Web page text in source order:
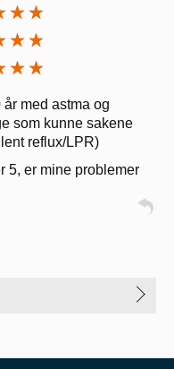
med astma og
som kunne sakene
reflux/LPR)
5, er mine problemer